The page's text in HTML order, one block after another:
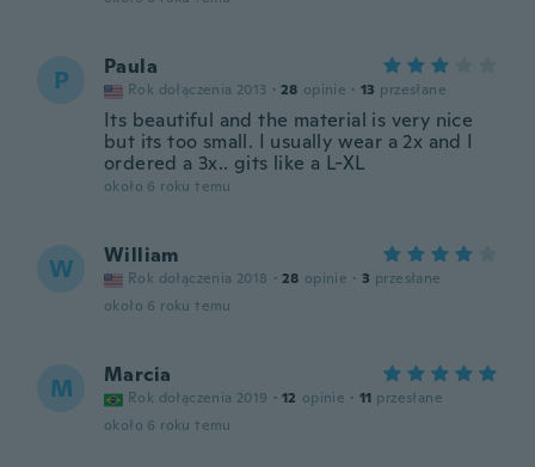
P Paula
Rok dołączenia 2013 · 28 opinie · 13 przesłane
Its beautiful and the material is very nice
but its too small. I usually wear a 2x and I
ordered a 3x.. gits like a L-XL
około 6 roku temu
W William
Rok dołączenia 2018 · 28 opinie · 3 przesłane
około 6 roku temu
M Marcia
Rok dołączenia 2019 · 12 opinie · 11 przesłane
około 6 roku temu